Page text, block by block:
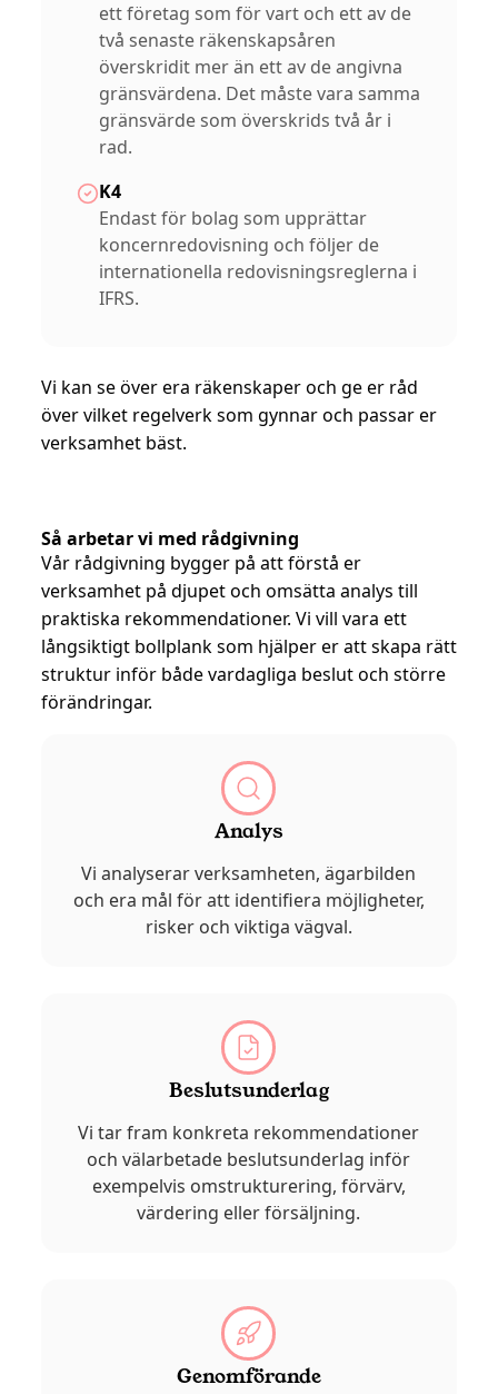
ett företag som för vart och ett av de
två senaste räkenskapsåren
överskridit mer än ett av de angivna
gränsvärdena. Det måste vara samma
gränsvärde som överskrids två år i
rad.
K4
Endast för bolag som upprättar
koncernredovisning och följer de
internationella redovisningsreglerna i
IFRS.
Vi kan se över era räkenskaper och ge er råd
över vilket regelverk som gynnar och passar er
verksamhet bäst.
Så arbetar vi med rådgivning
Vår rådgivning bygger på att förstå er
verksamhet på djupet och omsätta analys till
praktiska rekommendationer. Vi vill vara ett
långsiktigt bollplank som hjälper er att skapa rätt
struktur inför både vardagliga beslut och större
förändringar.
Analys
Vi analyserar verksamheten, ägarbilden
och era mål för att identifiera möjligheter,
risker och viktiga vägval.
Beslutsunderlag
Vi tar fram konkreta rekommendationer
och välarbetade beslutsunderlag inför
exempelvis omstrukturering, förvärv,
värdering eller försäljning.
Genomförande